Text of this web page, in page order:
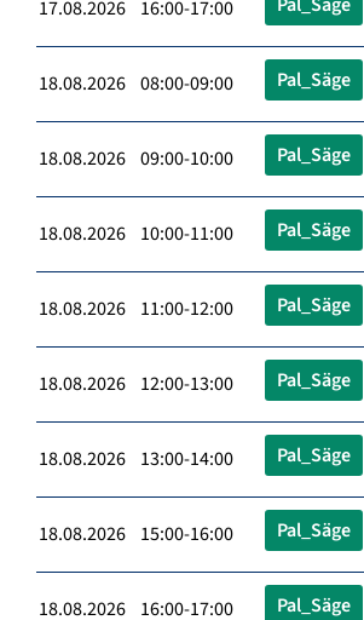
17.08.2026 16:00-17:00
18.08.2026 08:00-09:00 Pal_Säge
18.08.2026 09:00-10:00 Pal_Säge
18.08.2026 10:00-11:00 Pal_Säge
18.08.2026 11:00-12:00 Pal_Säge
18.08.2026 12:00-13:00 Pal_Säge
18.08.2026 13:00-14:00 Pal_Säge
18.08.2026 15:00-16:00 Pal_Säge
18.08.2026 16:00-17:00 Pal_Säge